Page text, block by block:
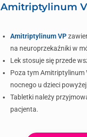
Amitriptylinum
Amitriptylinum VP
na neuroprzekaźniki w
Lek stosuje się przede
Poza tym Amitriptylinum
nocnego u dzieci
Tabletki należy
pacjenta.